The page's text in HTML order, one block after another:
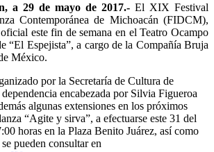
a 29 de mayo de 2017.- El XIX Festival
Contemporánea de Michoacán (FIDCM),
este fin de semana en el Teatro Ocampo
“El Espejista”, a cargo de la Compañía Bruja
México.
por la Secretaría de Cultura de
encabezada por Silvia Figueroa
algunas extensiones en los próximos
“Agite y sirva”, a efectuarse este 31 del
horas en la Plaza Benito Juárez, así como
pueden consultar en